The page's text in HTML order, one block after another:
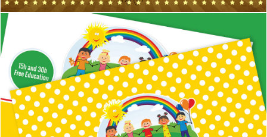
GB United
Projekt i wydruk katalogów firmowych. Wydruk kreda z folią matową
i uszlachetnieniem.